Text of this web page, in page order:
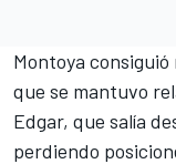
Montoya
que se mantuvo
Edgar, que salía
perdiendo